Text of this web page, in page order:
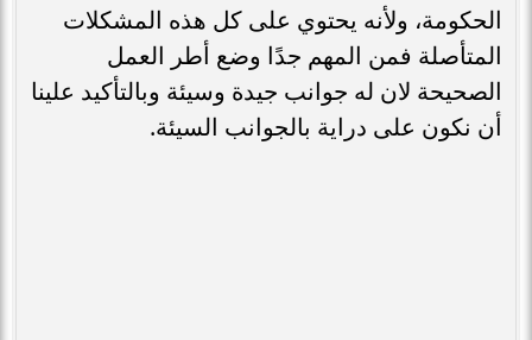
الحكومة، ولأنه يحتوي على كل هذه المشكلات
المتأصلة فمن المهم جدًا وضع أطر العمل
الصحيحة لان له جوانب جيدة وسيئة وبالتأكيد علينا
أن نكون على دراية بالجوانب السيئة.